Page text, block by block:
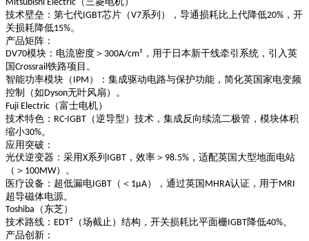
Mitsubishi Electric
技术壁垒 ：第七代IGBT芯片（V7系列），导通损耗比上代降低20% ，开
关损耗降低15%。
产品矩阵 ：
DV70模块 ：电流密度＞ 300A/cm² ，用于日本新干线牵引系统，引入英
国Crossrail 铁路项目。
智能功率模块（ IPM ）
：集成驱动电路与保护功能，简化英国家电变频
控制（如Dyson无叶风扇）。
Fuji Electric （富士电机）
技术特色 ： RC-IGBT （逆导型）技术，集成反向续流二极管，模块体积
缩小30%。
应用突破 ：
光伏逆变器 ：采用X系列 IGBT ，效率＞ 98.5% ，适配英国大型地面电站
（＞ 100MW）。
医疗设备 ：超低漏电IGBT （＜ 1μA），通过英国 MHRA认证，用于MRI
超导磁体电源。
Toshiba （东芝）
技术路线 ： EDT² （场截止）结构，开关损耗比平面栅IGBT降低40%。
产品创新 ：